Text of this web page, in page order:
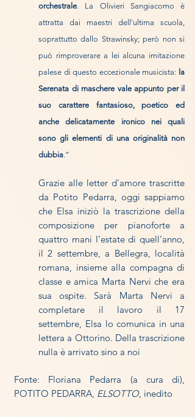
orchestrale. La Olivieri Sangiacomo è
attratta dai maestri dell'ultima scuola,
soprattutto dallo Strawinsky; però non si
può rimproverare a lei alcuna imitazione
palese di questo eccezionale musicista: la
Serenata di maschere vale appunto per il
suo carattere fantasioso, poetico ed
anche delicatamente ironico nei quali
sono gli elementi di una originalità non
dubbia.”
Grazie alle letter d'amore trascritte
da Potito Pedarra, oggi sappiamo
che Elsa iniziò la trascrizione della
composizione per pianoforte a
quattro mani l’estate di quell’anno,
il 2 settembre, a Bellegra, località
romana, insieme alla compagna di
classe e amica Marta Nervi che era
sua ospite. Sarà Marta Nervi a
completare il lavoro il 17
settembre, Elsa lo comunica in una
lettera a Ottorino. Della trascrizione
nulla è arrivato sino a noi
Fonte: Floriana Pedarra (a cura di),
POTITO PEDARRA, ELSOTTO, inedito